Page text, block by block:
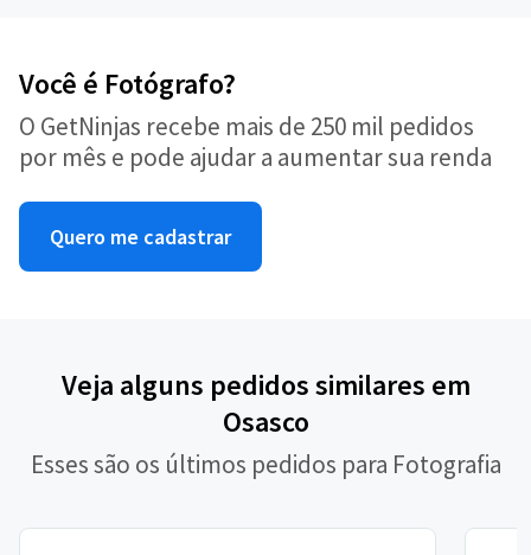
Você é Fotógrafo?
O GetNinjas recebe mais de 250 mil pedidos
por mês e pode ajudar a aumentar sua renda
Quero me cadastrar
Veja alguns pedidos similares em
Osasco
Esses são os últimos pedidos para Fotografia